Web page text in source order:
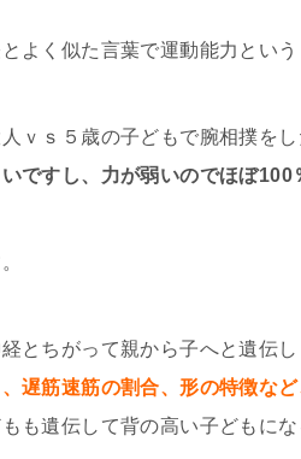
よく似た言葉で運動能力という
ｖｓ５歳の子どもで腕相撲をし
ですし、力が弱いのでほぼ100
とちがって親から子へと遺伝し
遅筋速筋の割合、形の特徴な
も遺伝して背の高い子どもに